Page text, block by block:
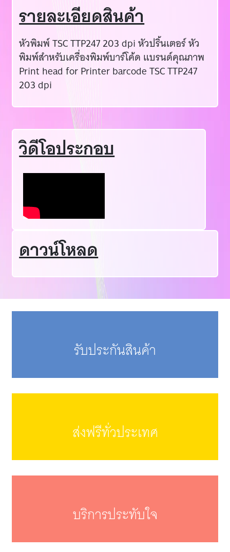
รายละเอียดสินค้า
หัวพิมพ์ TSC TTP247 203 dpi หัวปริ้นเตอร์ หัว
พิมพ์สำหรับเครื่องพิมพ์บาร์โค้ด แบรนด์คุณภาพ
Print head for Printer barcode TSC TTP247
203 dpi
วิดีโอประกอบ
ดาวน์โหลด
รับประกันสินค้า
ส่งฟรีทั่วประเทศ
บริการประทับใจ